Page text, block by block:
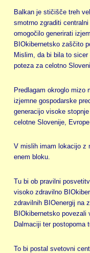
Balkan je stičišče treh
smotrno zgraditi
omogočilo generirati
BIOkibernetsko zaščito
Mislim, da bi bila to
poteza za celotno
Predlagam okroglo mizo
izjemne gospodarske
generacijo visoke
celotne Slovenije,
V mislih imam lokacijo z
enem bloku.
Tu bi ob pravilni
visoko zdravilno
zdravilnih BIOenergij na
BIOkibernetsko
Dalmaciji ter postopoma
To bi postal svetovni